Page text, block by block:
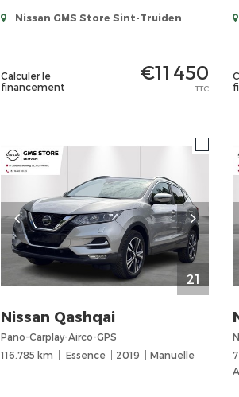
Nissan GMS Store Sint-Truiden
Calculer le
financement
€11 450
TTC
21
Nissan Qashqai
Pano-Carplay-Airco-GPS
116.785 km
Essence 2019 Manuelle